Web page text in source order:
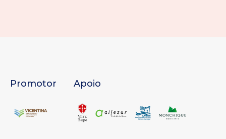
Promotor Apoio